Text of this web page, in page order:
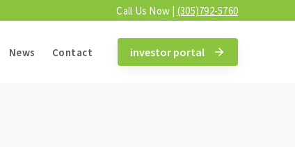
Call Us Now | (305)792-5760
News Contact investor portal